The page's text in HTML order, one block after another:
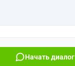
Начать диалог